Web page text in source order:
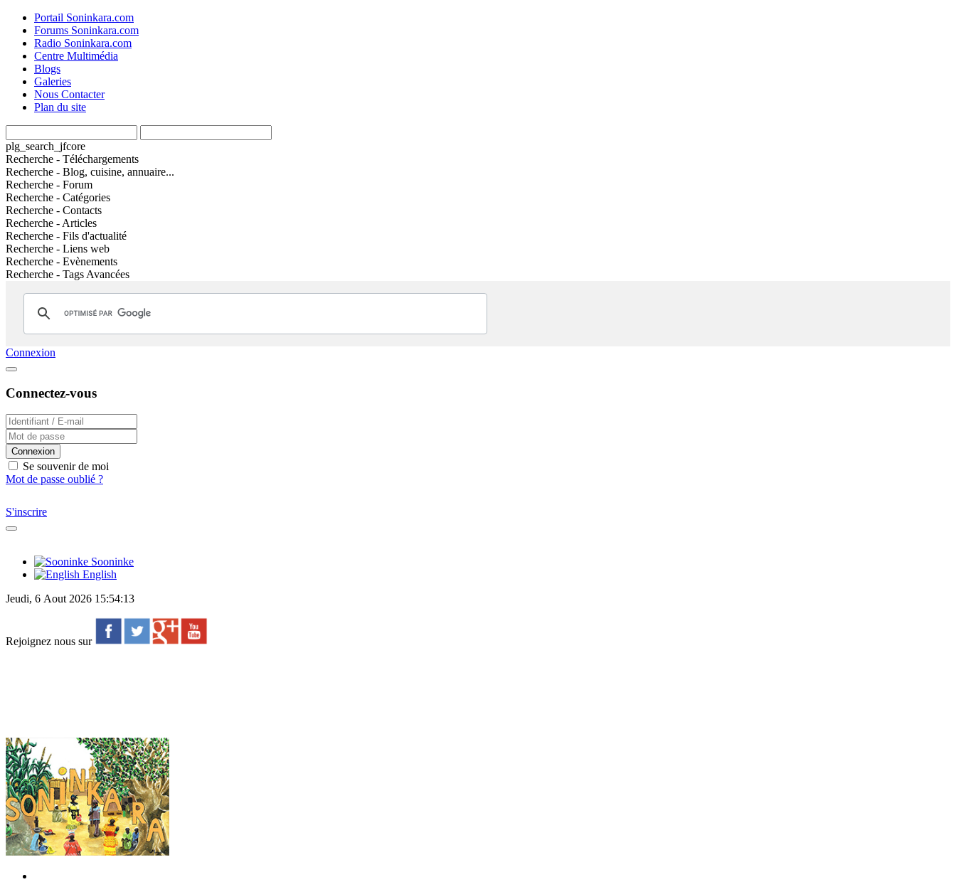
Portail Soninkara.com
Forums Soninkara.com
Radio Soninkara.com
Centre Multimédia
Blogs
Galeries
Nous Contacter
Plan du site
plg_search_jfcore
Recherche - Téléchargements
Recherche - Blog, cuisine, annuaire...
Recherche - Forum
Recherche - Catégories
Recherche - Contacts
Recherche - Articles
Recherche - Fils d'actualité
Recherche - Liens web
Recherche - Evènements
Recherche - Tags Avancées
Connexion
Connectez-vous
Connexion
Se souvenir de moi
Mot de passe oublié ?
S'inscrire
Sooninke
English
Jeudi, 6 Aout 2026 15:54:13
Rejoignez nous sur